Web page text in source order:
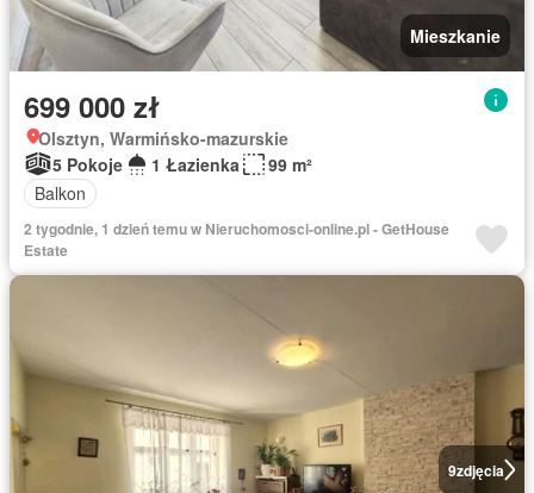
Mieszkanie
699 000 zł
Olsztyn, Warmińsko-mazurskie
5 Pokoje
1 Łazienka
99 m²
Balkon
2 tygodnie, 1 dzień temu w Nieruchomosci-online.pl - GetHouse
Estate
9zdjęcia